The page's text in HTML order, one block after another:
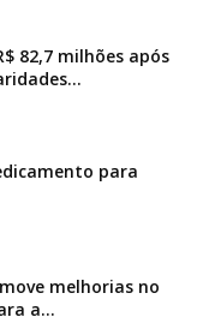
82,7 milhões após
para
melhorias no
a...